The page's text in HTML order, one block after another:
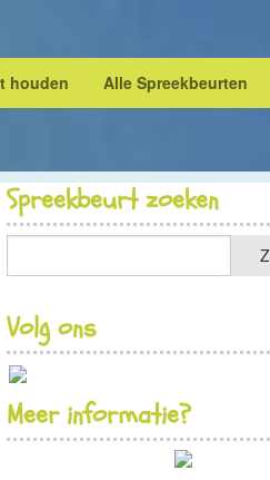
houden Alle Spreekbeurten
Spreekbeurt zoeken
Volg ons
Meer informatie?